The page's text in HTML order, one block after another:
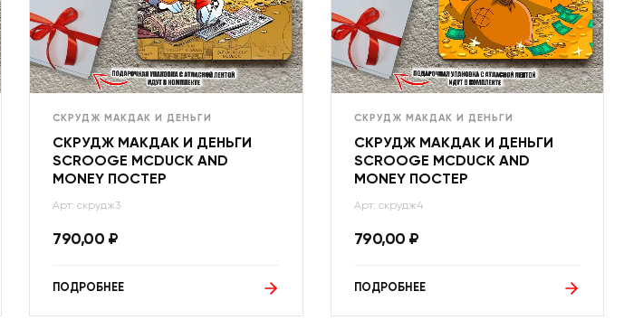
СКРУДЖ МАКДАК И ДЕНЬГИ
СКРУДЖ МАКДАК И ДЕНЬГИ
SCROOGE MCDUCK AND
MONEY ПОСТЕР
Арт: скрудж3
790,00 ₽
ПОДРОБНЕЕ
СКРУДЖ МАКДАК И ДЕНЬГИ
СКРУДЖ МАКДАК И ДЕНЬГИ
SCROOGE MCDUCK AND
MONEY ПОСТЕР
Арт: скрудж4
790,00 ₽
ПОДРОБНЕЕ